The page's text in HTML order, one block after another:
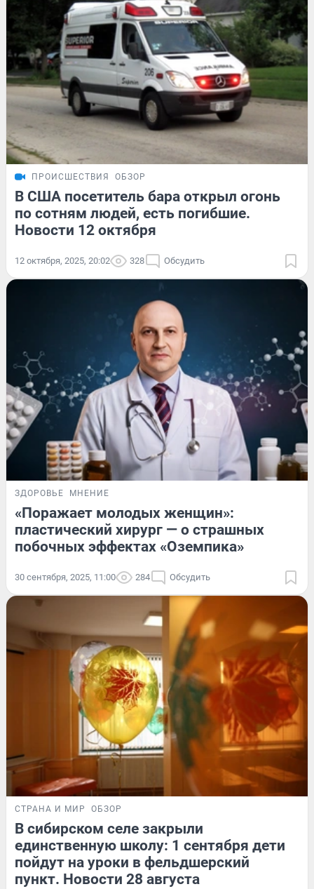
ПРОИСШЕСТВИЯ ОБЗОР
В США посетитель бара открыл огонь
по сотням людей, есть погибшие.
Новости 12 октября
12 октября, 2025, 20:02 328 Обсудить
ЗДОРОВЬЕ МНЕНИЕ
«Поражает молодых женщин»:
пластический хирург — о страшных
побочных эффектах «Оземпика»
30 сентября, 2025, 11:00 284 Обсудить
СТРАНА И МИР ОБЗОР
В сибирском селе закрыли
единственную школу: 1 сентября дети
пойдут на уроки в фельдшерский
пункт. Новости 28 августа